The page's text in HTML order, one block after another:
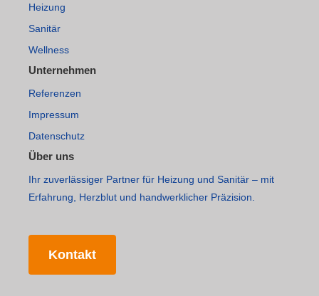
Heizung
Sanitär
Wellness
Unternehmen
Referenzen
Impressum
Datenschutz
Über uns
Ihr zuverlässiger Partner für Heizung und Sanitär – mit
Erfahrung, Herzblut und handwerklicher Präzision.
Kontakt